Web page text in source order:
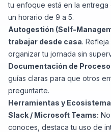
tu enfoque está en la entrega
un horario de 9 a 5.
Autogestión (Self-
trabajar desde casa.
organizar tu jornada sin
Documentación de
guías claras para que otros
preguntarte.
Herramientas y
Slack / Microsoft Teams:
conoces, destaca tu uso de